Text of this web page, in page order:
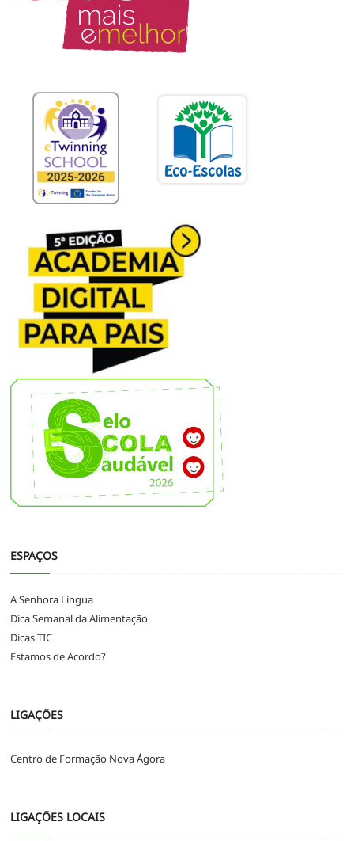
ESPAÇOS
A Senhora Língua
Dica Semanal da Alimentação
Dicas TIC
Estamos de Acordo?
LIGAÇÕES
Centro de Formação Nova Ágora
LIGAÇÕES LOCAIS